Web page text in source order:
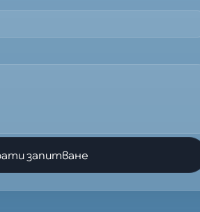
запитване